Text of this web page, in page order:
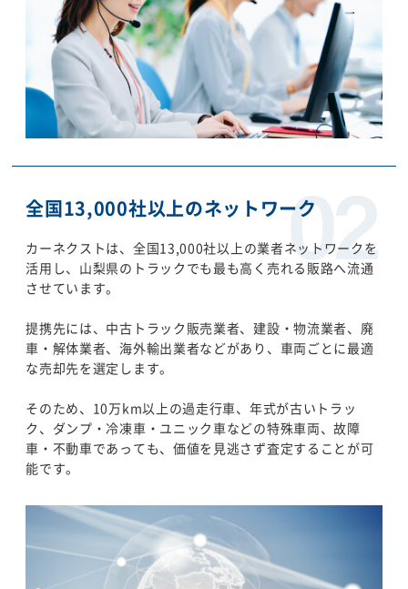
全国13,000社以上のネットワーク
カーネクストは、全国13,000社以上の業者ネットワークを
活用し、山梨県のトラックでも最も高く売れる販路へ流通
させています。
提携先には、中古トラック販売業者、建設・物流業者、廃
車・解体業者、海外輸出業者などがあり、車両ごとに最適
な売却先を選定します。
そのため、10万km以上の過走行車、年式が古いトラッ
ク、ダンプ・冷凍車・ユニック車などの特殊車両、故障
車・不動車であっても、価値を見逃さず査定することが可
能です。